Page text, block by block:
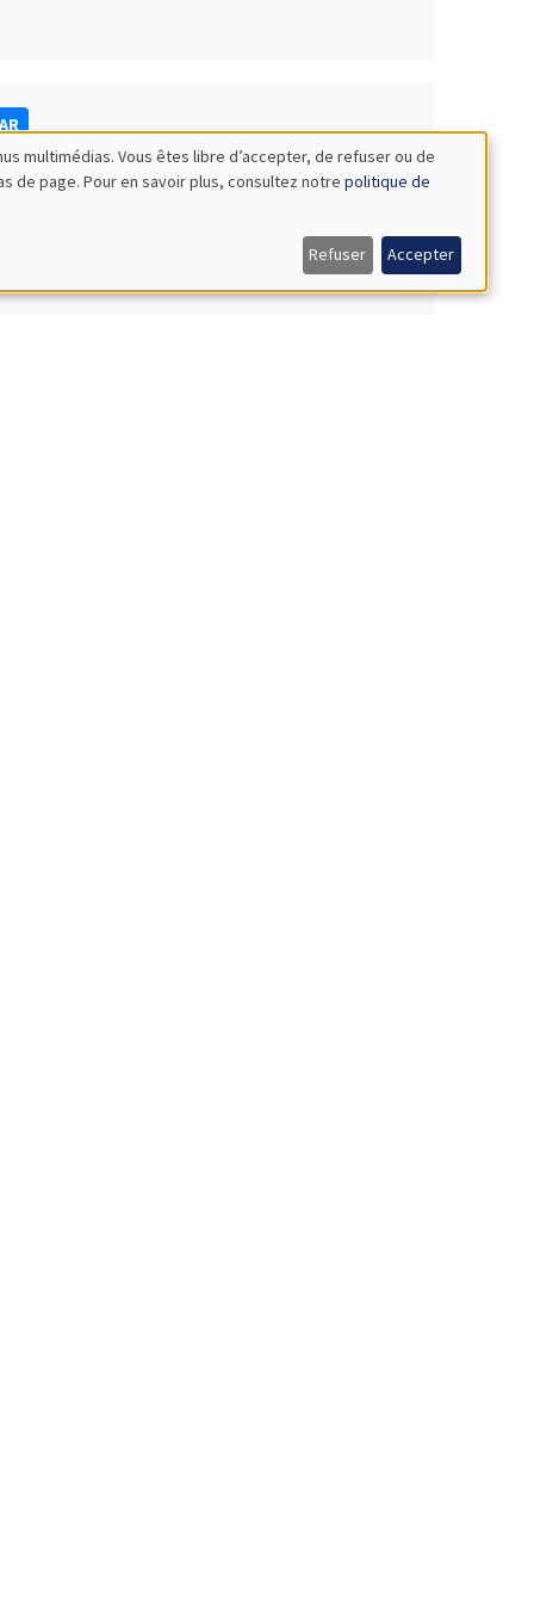
multimédias. Vous êtes libre d’accepter, de refuser ou de
de page. Pour en savoir plus, consultez notre politique de
Refuser Accepter